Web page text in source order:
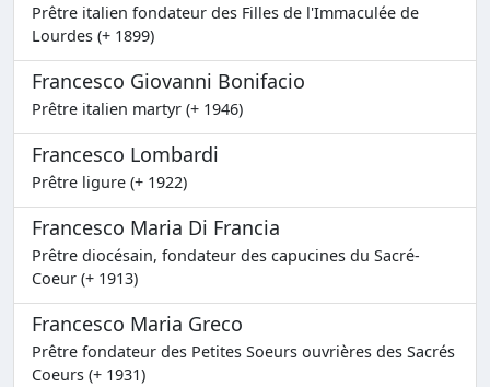
Prêtre italien fondateur des Filles de l'Immaculée de
Lourdes (+ 1899)
Francesco Giovanni Bonifacio
Prêtre italien martyr (+ 1946)
Francesco Lombardi
Prêtre ligure (+ 1922)
Francesco Maria Di Francia
Prêtre diocésain, fondateur des capucines du Sacré-
Coeur (+ 1913)
Francesco Maria Greco
Prêtre fondateur des Petites Soeurs ouvrières des Sacrés
Coeurs (+ 1931)